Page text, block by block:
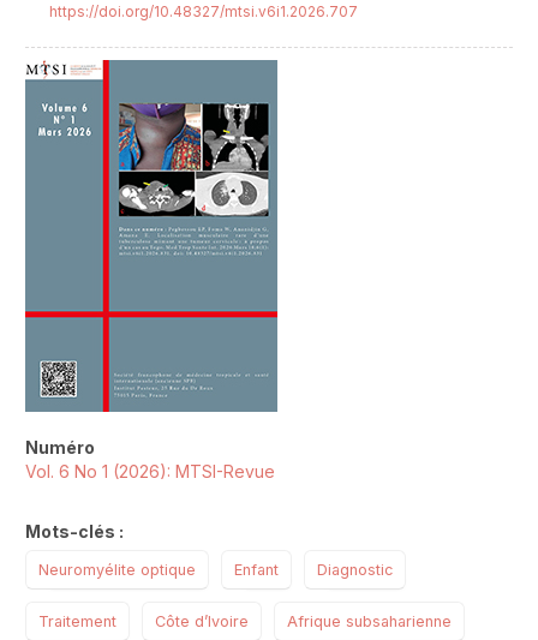
https://doi.org/10.48327/mtsi.v6i1.2026.707
Numéro
Vol. 6 No 1 (2026): MTSI-Revue
Mots-clés :
Neuromyélite optique Enfant Diagnostic
Traitement Côte d’Ivoire Afrique subsaharienne